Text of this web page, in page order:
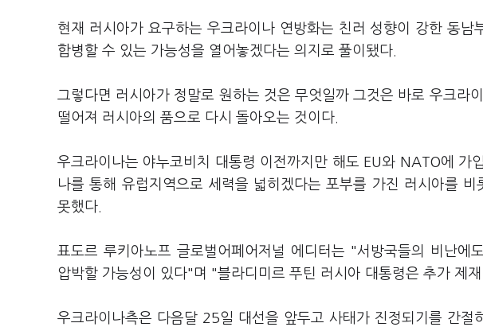
현재 러시아가 요구하는 우크라이나 연방화는 친러 성향이 강한 동남
합병할 수 있는 가능성을 열어놓겠다는 의지로 풀이됐다.
그렇다면 러시아가 정말로 원하는 것은 무엇일까 그것은 바로 우크라
떨어져 러시아의 품으로 다시 돌아오는 것이다.
우크라이나는 야누코비치 대통령 이전까지만 해도 EU와 NATO에 가
나를 통해 유럽지역으로 세력을 넓히겠다는 포부를 가진 러시아를
못했다.
표도르 루키아노프 글로벌어페어저널 에디터는 "서방국들의 비난에
압박할 가능성이 있다"며 "블라디미르 푸틴 러시아 대통령은 추가 제
우크라이나측은 다음달 25일 대선을 앞두고 사태가 진정되기를 간